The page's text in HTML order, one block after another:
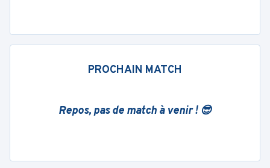
PROCHAIN MATCH
Repos, pas de match à venir ! 😎